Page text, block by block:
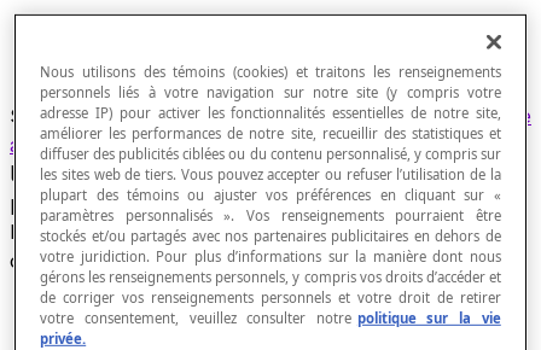
Si AetBsont deuxévènementsd'uneexpérience
aléatoire , alors la probabilité conditionnelle de
l'évènementA, une fois que l'évènementBs'est
produit, est lerapportde la probabilité queA et
B
se produisent simultanément à la probabilité
deB(considérée ici comme non nulle).
Nous utilisons des témoins (cookies) et traitons les renseignements
personnels liés à votre navigation sur notre site (y compris votre
adresse IP) pour activer les fonctionnalités essentielles de notre site,
améliorer les performances de notre site, recueillir des statistiques et
diffuser des publicités ciblées ou du contenu personnalisé, y compris sur
les sites web de tiers. Vous pouvez accepter ou refuser l’utilisation de la
plupart des témoins ou ajuster vos préférences en cliquant sur «
paramètres personnalisés ». Vos renseignements pourraient être
stockés et/ou partagés avec nos partenaires publicitaires en dehors de
votre juridiction. Pour plus d’informations sur la manière dont nous
gérons les renseignements personnels, y compris vos droits d’accéder et
de corriger vos renseignements personnels et votre droit de retirer
votre consentement, veuillez consulter notre politique sur la vie
privée.